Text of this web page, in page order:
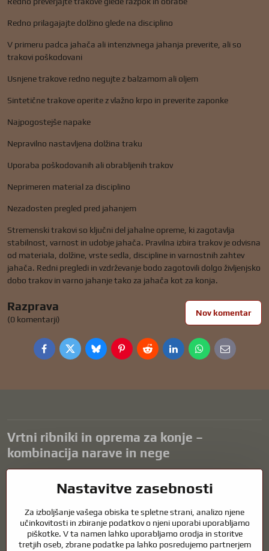
Redno prilagajajte dolžino glede na disciplino
V primeru padca jahača ali intenzivnega jahanja preverite, ali so
trakovi poškodovani
Usnjene trakove redno negujte z balzamom ali oljem
Sintetične trakove operite z vlažno krpo in preverite zaponke
Najpogostejše napake
Nepravilno nastavljena dolžina traku
Uporaba poškodovanih ali obrabljenih trakov
Neprimeren material za disciplino
Nezadosten pregled pred jahanjem
Stremenski trakovi so ključni del jahalne opreme, ki zagotavlja
stabilnost, varnost in udobje jahača. Pravilna izbira trakov je odvisna
od materiala, dolžine, vrste sedla, discipline in varnostnih zahtev
jahača. Redni pregledi in vzdrževanje bodo zagotovili dolgo življenjsko
dobo trakov in varno jahanje tako za jahača kot za konja.
Razprava
(0 komentarji)
Nov komentar
FacebookTwitterBlueskyPinterestRedditLinkedInWhatsApp
E-
mail
Vrtni ribniki in oprema za konje –
kombinacija narave in nege
harmonično okolje za sprostitev in življenje vodnih živali. Pravilna
čisto vodo in zdrav ribnik skozi vse leto. Enako pomembna je skrb za
živali, ki so del našega življenja.
Konji potrebujejo kakovostno jahalno opremo, pravilno prehrano in
Nastavitve zasebnosti
Za izboljšanje vašega obiska te spletne strani, analizo njene
učinkovitosti in zbiranje podatkov o njeni uporabi uporabljamo
piškotke. V ta namen lahko uporabljamo orodja in storitve
tretjih oseb, zbrane podatke pa lahko posredujemo partnerjem